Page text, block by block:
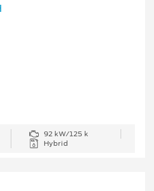
92 kW/125 k
Hybrid